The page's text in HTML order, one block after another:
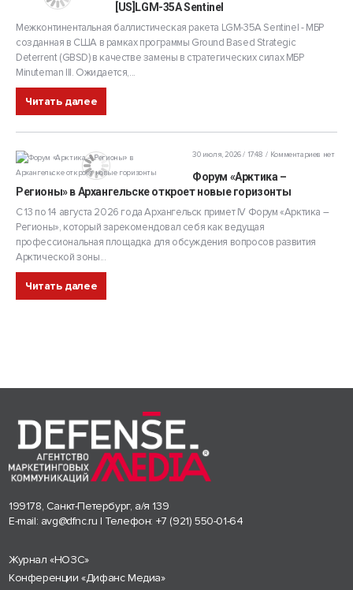
[US]LGM-35A Sentinel
Межконтинентальная баллистическая ракета LGM-35A Sentinel - МБР
созданная в США в рамках программы Ground Based Strategic
Deterrent (GBSD) в качестве замены в стратегических силах МБР
Minuteman III. Ожидается,...
Читать далее
30 июля, 2026 / 17:48 Комментариев нет
Форум «Арктика –
Регионы» в Архангельске откроет новые горизонты
С 13 по 14 августа 2026 года Архангельск примет IV Форум «Арктика –
Регионы», который зарекомендовал себя как ведущая
профессиональная площадка для обсуждения вопросов развития
Арктической зоны...
Читать далее
199178, Санкт-Петербург, а/я 139
E-mail: avg@dfnc.ru | Телефон: +7 (921) 550-01-64
Журнал «НОЗС»
Конференции «Дифанс Медиа»